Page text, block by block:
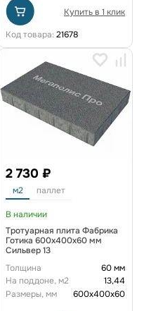
Купить в 1 клик
Код товара: 21678
2 730 ₽
м2 паллет
В наличии
Тротуарная плита Фабрика
Готика 600х400х60 мм
Сильвер 13
Толщина
60 мм
На поддоне, м2
13,44
Размеры, мм
600x400x60